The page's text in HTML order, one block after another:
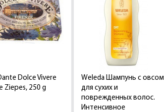
Dolce Vivere
Ziepes, 250 g
Weleda Шампунь с овсом
для сухих и
поврежденных волос.
Интенсивное